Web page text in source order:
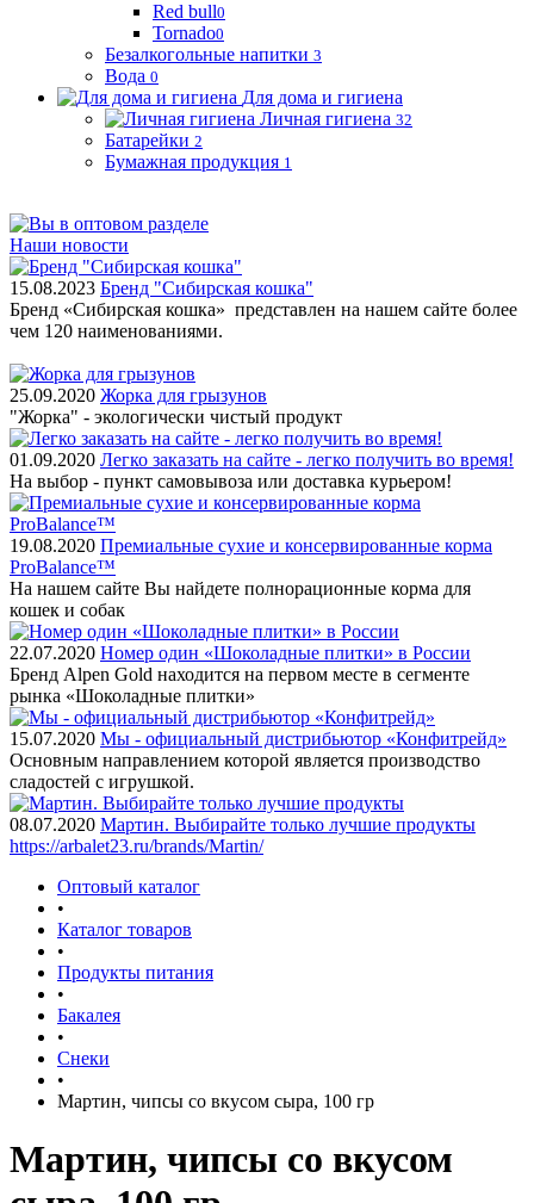
Red bull0
Tornado0
Безалкогольные напитки 3
Вода 0
Для дома и гигиена
Личная гигиена 32
Батарейки 2
Бумажная продукция 1
Наши новости
15.08.2023 Бренд "Сибирская кошка"
Бренд «Сибирская кошка» представлен на нашем сайте более
чем 120 наименованиями.
25.09.2020 Жорка для грызунов
"Жорка" - экологически чистый продукт
01.09.2020 Легко заказать на сайте - легко получить во время!
На выбор - пункт самовывоза или доставка курьером!
19.08.2020 Премиальные сухие и консервированные корма
ProBalance™
На нашем сайте Вы найдете полнорационные корма для
кошек и собак
22.07.2020 Номер один «Шоколадные плитки» в России
Бренд Alpen Gold находится на первом месте в сегменте
рынка «Шоколадные плитки»
15.07.2020 Мы - официальный дистрибьютор «Конфитрейд»
Основным направлением которой является производство
сладостей с игрушкой.
08.07.2020 Мартин. Выбирайте только лучшие продукты
https://arbalet23.ru/brands/Martin/
Оптовый каталог
•
Каталог товаров
•
Продукты питания
•
Бакалея
•
Снеки
•
Мартин, чипсы со вкусом сыра, 100 гр
Мартин, чипсы со вкусом